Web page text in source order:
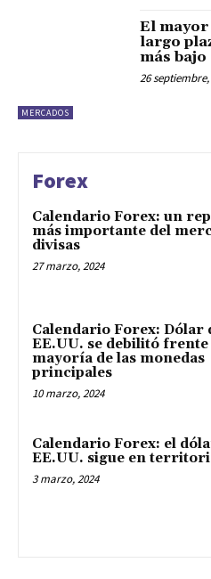
MERCADOS
El mayor
largo
más bajo
26 septiembre,
Forex
Calendario Forex: un
más importante del
divisas
27 marzo, 2024
Calendario Forex: Dólar
EE.UU. se debilitó frente
mayoría de las monedas
principales
10 marzo, 2024
Calendario Forex: el
EE.UU. sigue en
3 marzo, 2024